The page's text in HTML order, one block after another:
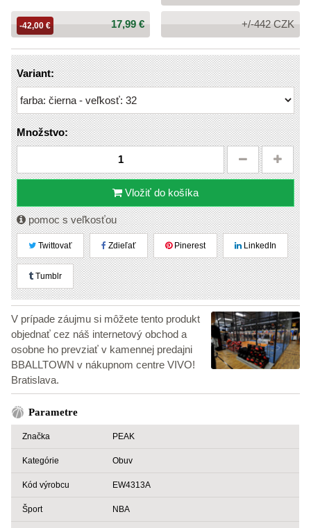
cena:
Cena:
17,99 €
-42,00 € +/-442 CZK
Variant:
Množstvo:
Vložiť do košíka
pomoc s veľkosťou
Twittovať Zdieľať Pinerest LinkedIn
Tumblr
V prípade záujmu si môžete tento produkt
objednať cez náš internetový obchod a
osobne ho prevziať v kamennej predajni
BBALLTOWN v nákupnom centre VIVO!
Bratislava.
Parametre
Značka PEAK
Kategórie Obuv
Kód výrobcu EW4313A
Šport NBA